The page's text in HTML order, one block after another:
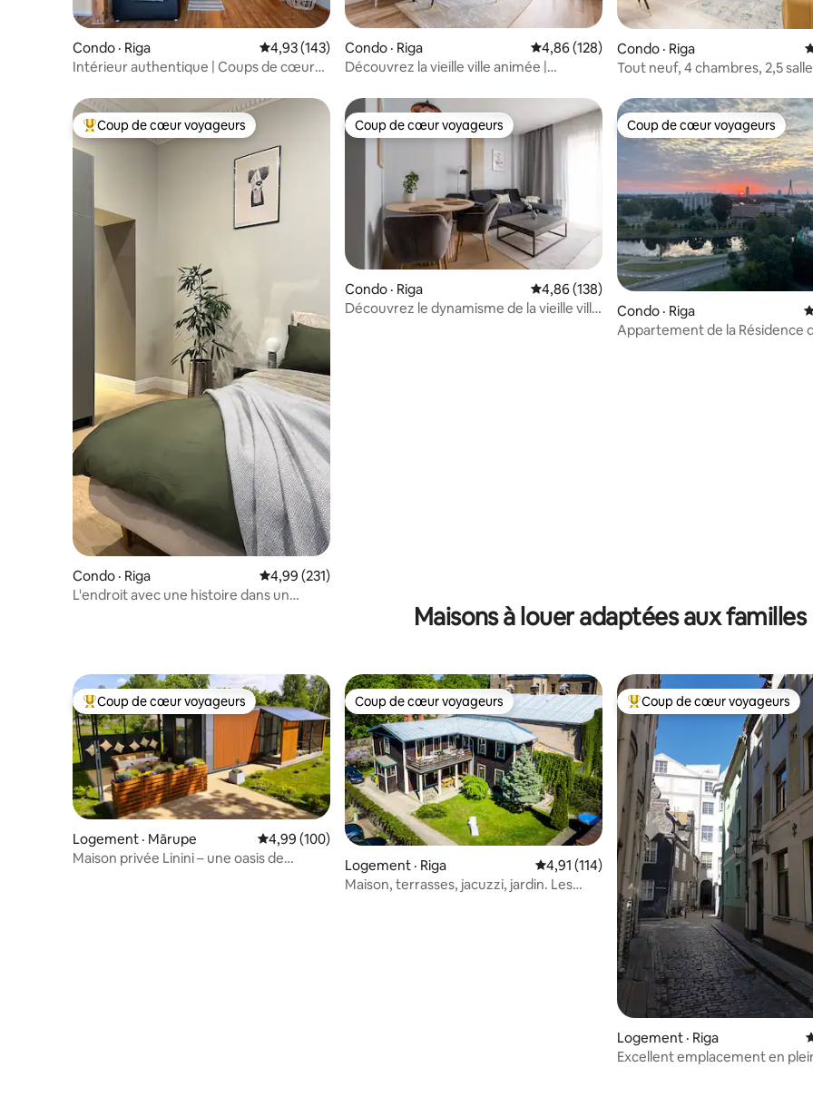
Condo · Riga Note moyenne de 4,93 sur 5, 143 commentaires
4,93 (143)
Intérieur authentique | Coups de cœur
Condo · Riga Note moyenne de 4,86 sur 5, 128
4,86 (128)
Découvrez la vieille ville animée |
Condo · Riga
Tout neuf, 4 chambres, 2,5
Coup de cœur voyageurs parmi les plus aimés
Coup de cœur voyageurs
Condo · Riga Note moyenne de 4,99 sur 5, 231 commentaires
4,99 (231)
L'endroit avec une histoire dans un
Coup de cœur voyageurs
Coup de cœur voyageurs
Condo · Riga Note moyenne de 4,86 sur 5, 138
4,86 (138)
Découvrez le dynamisme de la vieille ville
Coup de cœur voyageurs
Coup de cœur voyageurs
Condo · Riga
Appartement de la Résidence
Maisons à louer adaptées aux familles
Coup de cœur voyageurs parmi les plus aimés
Coup de cœur voyageurs
Logement · Mārupe Note moyenne de 4,99 sur 5, 100 commentaires
4,99 (100)
Maison privée Linini – une oasis de
Coup de cœur voyageurs
Coup de cœur voyageurs
Logement · Riga Note moyenne de 4,91 sur 5, 114
4,91 (114)
Maison, terrasses, jacuzzi, jardin. Les
Coup de cœur voyageurs
Coup de cœur voyageurs
Logement · Riga
Excellent emplacement en